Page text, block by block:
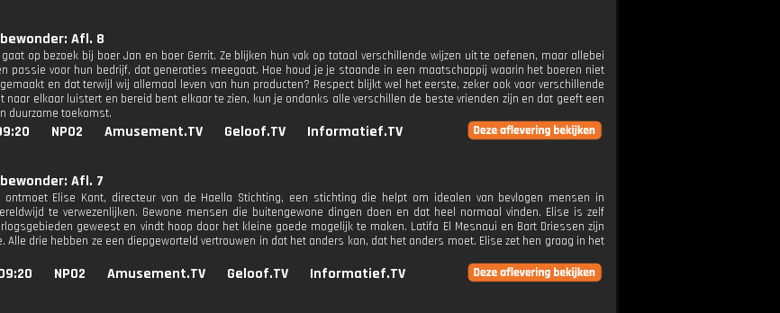
Afl. 8
op bezoek bij boer Jan en boer Gerrit. Ze blijken hun vak op totaal verschillende wijzen uit te oefenen, maar allebei
passie voor hun bedrijf, dat generaties meegaat. Hoe houd je je staande in een maatschappij waarin het boeren niet
en dat terwijl wij allemaal leven van hun producten? Respect blijkt wel het eerste, zeker ook voor verschillende
naar elkaar luistert en bereid bent elkaar te zien, kun je ondanks alle verschillen de beste vrienden zijn en dat geeft een
duurzame toekomst.
NPO2 Amusement.TV Geloof.TV Informatief.TV
Afl. 7
ontmoet Elise Kant, directeur van de Haella Stichting, een stichting die helpt om idealen van bevlogen mensen in
te verwezenlijken. Gewone mensen die buitengewone dingen doen en dat heel normaal vinden. Elise is zelf
geweest en vindt hoop door het kleine goede mogelijk te maken. Latifa El Mesnaui en Bart Driessen zijn
Alle drie hebben ze een diepgeworteld vertrouwen in dat het anders kan, dat het anders moet. Elise zet hen graag in het
NPO2 Amusement.TV Geloof.TV Informatief.TV